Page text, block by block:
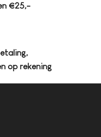
€25,-
op rekening